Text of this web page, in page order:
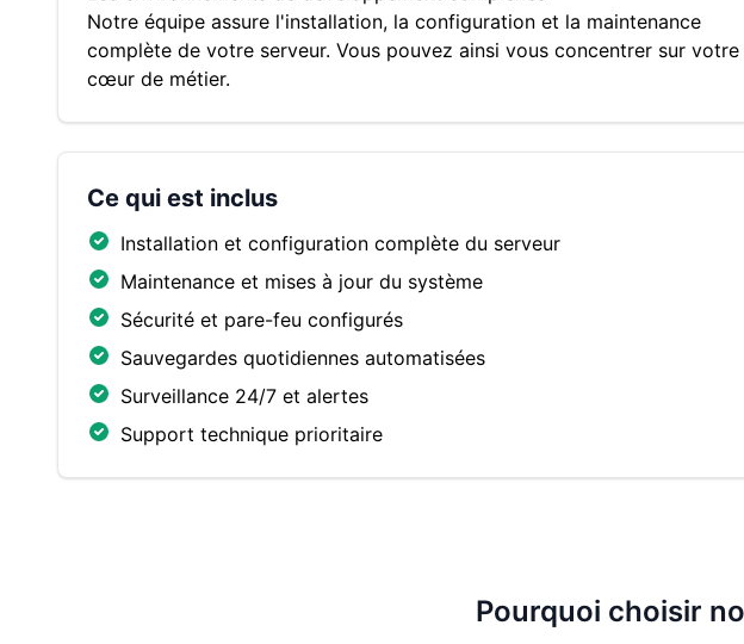
Notre équipe assure l'installation, la configuration et la maintenance
complète de votre serveur. Vous pouvez ainsi vous concentrer sur votre
cœur de métier.
Ce qui est inclus
Installation et configuration complète du serveur
Maintenance et mises à jour du système
Sécurité et pare-feu configurés
Sauvegardes quotidiennes automatisées
Surveillance 24/7 et alertes
Support technique prioritaire
Pourquoi choisir